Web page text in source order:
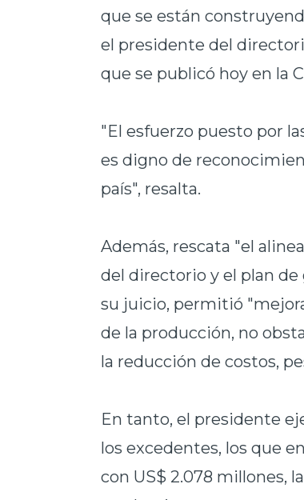
que se están
el presidente del
que se publicó hoy en la
"El esfuerzo puesto por
es digno de
país", resalta.
Además, rescata "el
del directorio y el plan
su juicio, permitió
de la producción, no
la reducción de costos,
En tanto, el presidente
los excedentes, los que
con US$ 2.078 millones,